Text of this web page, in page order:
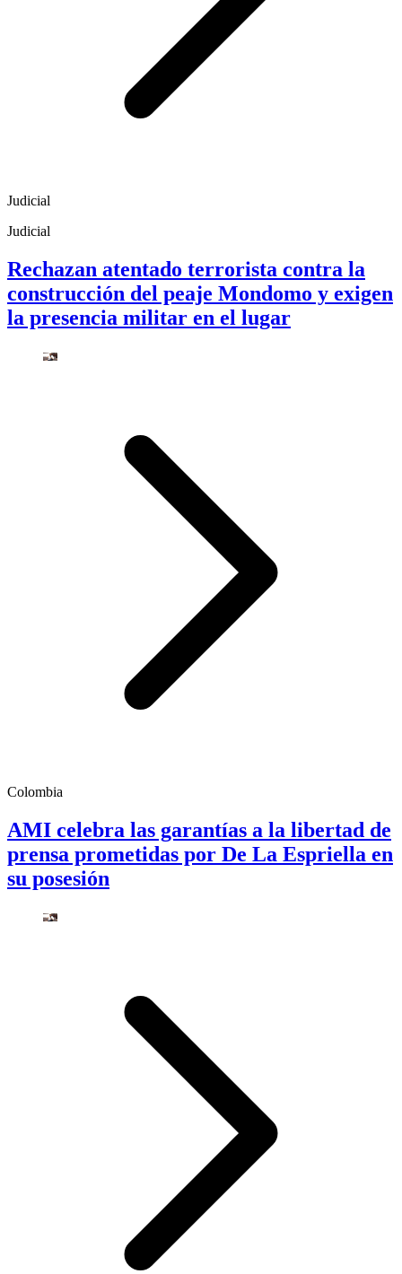
Judicial
Judicial
Rechazan atentado terrorista contra la
construcción del peaje Mondomo y exigen
la presencia militar en el lugar
Colombia
AMI celebra las garantías a la libertad de
prensa prometidas por De La Espriella en
su posesión